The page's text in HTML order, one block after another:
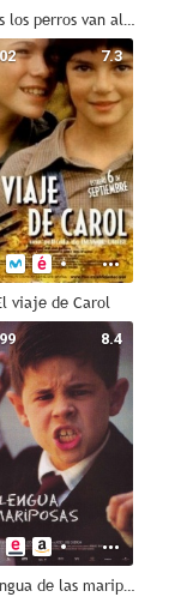
Todos los perros van al cielo
7.3
viaje de Carol
8.4
La lengua de las mariposas